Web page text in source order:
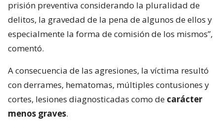
prisión preventiva considerando la pluralidad de
delitos, la gravedad de la pena de algunos de ellos y
especialmente la forma de comisión de los mismos”,
comentó.
A consecuencia de las agresiones, la víctima resultó
con derrames, hematomas, múltiples contusiones y
cortes, lesiones diagnosticadas como de carácter
menos graves.